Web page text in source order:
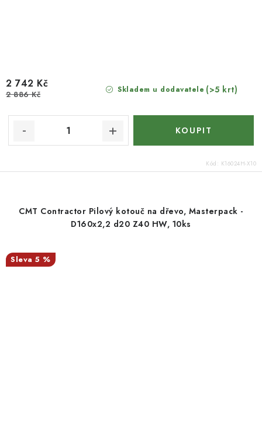
Skladem u dodavatele (>5 krt)
2 742 Kč
2 886 Kč
Kód: K16024H-X10
CMT Contractor Pilový kotouč na dřevo, Masterpack -
D160x2,2 d20 Z40 HW, 10ks
5 %